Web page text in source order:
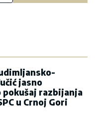
jasno
pokušaj razbijanja
u Crnoj Gori